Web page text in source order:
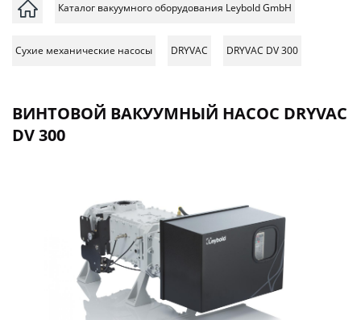
Каталог вакуумного оборудования Leybold GmbH
Сухие механические насосы DRYVAC DRYVAC DV 300
ВИНТОВОЙ ВАКУУМНЫЙ НАСОС DRYVAC
DV 300